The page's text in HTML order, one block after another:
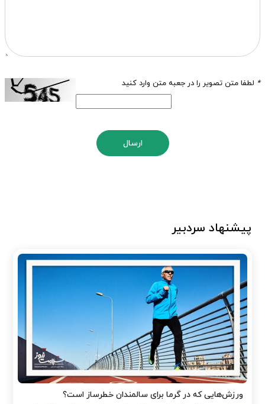
* لطفا متن تصویر را در جعبه متن وارد کنید
ارسال
پیشنهاد سردبیر
ورزش‌هایی که در گرما برای سالمندان خطرساز است؟